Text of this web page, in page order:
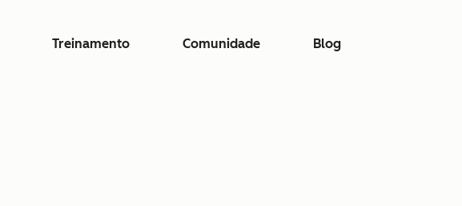
Treinamento Comunidade Blog